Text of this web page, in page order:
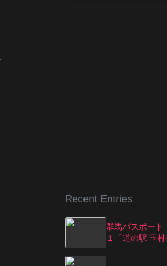
Recent Entries
群馬パスポー
１「道の駅 玉村